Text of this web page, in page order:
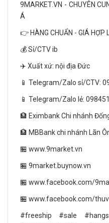
9MARKET.VN - CHUYÊN
Á
👉 HÀNG CHUẨN - GIÁ HỢP
💰 Sỉ/CTV ib
✈️ Xuất xứ: nội địa Đức
📱 Telegram/Zalo sỉ/CTV:
📱 Telegram/Zalo lẻ:
🏦 Eximbank Chi nhánh
🏦 MBBank chi nhánh Lãn
🏪 www.9market.vn
🏪 9market.buynow.vn
🏪 www.facebook.com/
🏪 www.facebook.com/
#freeship #sale